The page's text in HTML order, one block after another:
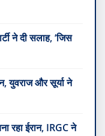
ने दी सलाह, ‘जिस
युवराज और सूर्या ने
रहा ईरान, IRGC ने